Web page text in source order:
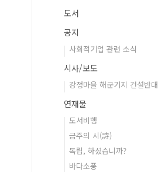
도서
공지
사회적기업 관련 소식
시사/보도
강정마을 해군기지 건설반대
연재물
도서비행
금주의 시(詩)
독립, 하셨습니까?
바다소풍